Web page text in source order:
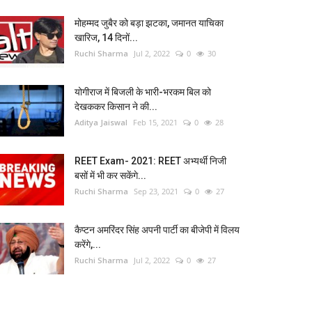
मोहम्मद जुबैर को बड़ा झटका, जमानत याचिका
खारिज, 14 दिनों...
Ruchi Sharma Jul 2, 2022 0 30
योगीराज में बिजली के भारी-भरकम बिल को
देखककर किसान ने की...
Aditya Jaiswal Feb 15, 2021 0 28
REET Exam- 2021: REET अभ्यर्थी निजी
बसों में भी कर सकेंगे...
Ruchi Sharma Sep 23, 2021 0 27
कैप्टन अमरिंदर सिंह अपनी पार्टी का बीजेपी में विलय
करेंगे,...
Ruchi Sharma Jul 2, 2022 0 27